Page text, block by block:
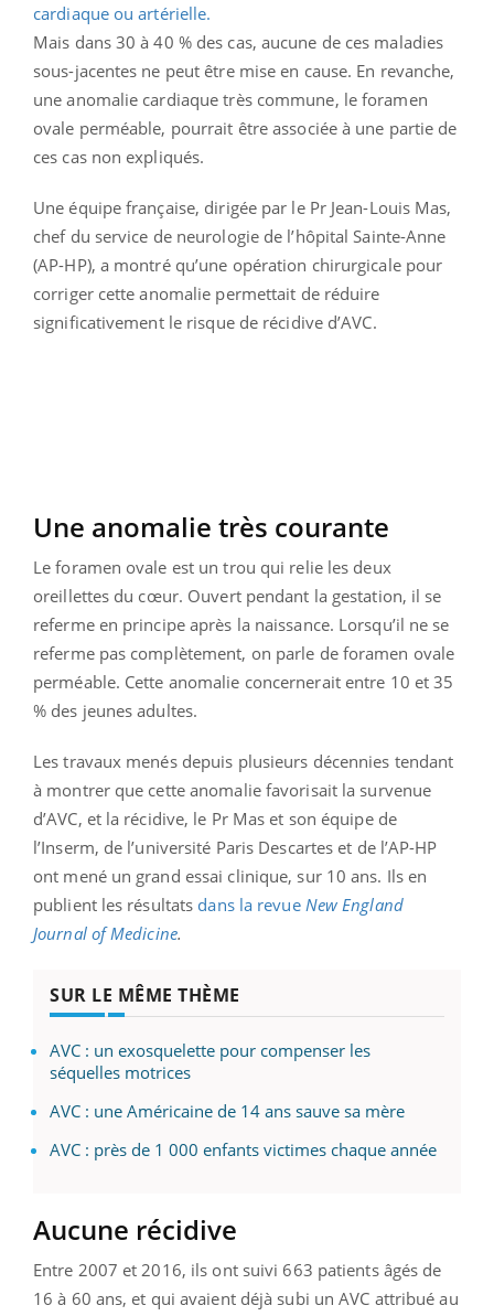
cardiaque ou artérielle.
Mais dans 30 à 40 % des cas, aucune de ces maladies
sous-jacentes ne peut être mise en cause. En revanche,
une anomalie cardiaque très commune, le foramen
ovale perméable, pourrait être associée à une partie de
ces cas non expliqués.
Une équipe française, dirigée par le Pr Jean-Louis Mas,
chef du service de neurologie de l’hôpital Sainte-Anne
(AP-HP), a montré qu’une opération chirurgicale pour
corriger cette anomalie permettait de réduire
significativement le risque de récidive d’AVC.
Une anomalie très courante
Le foramen ovale est un trou qui relie les deux
oreillettes du cœur. Ouvert pendant la gestation, il se
referme en principe après la naissance. Lorsqu’il ne se
referme pas complètement, on parle de foramen ovale
perméable. Cette anomalie concernerait entre 10 et 35
% des jeunes adultes.
Les travaux menés depuis plusieurs décennies tendant
à montrer que cette anomalie favorisait la survenue
d’AVC, et la récidive, le Pr Mas et son équipe de
l’Inserm, de l’université Paris Descartes et de l’AP-HP
ont mené un grand essai clinique, sur 10 ans. Ils en
publient les résultats dans la revue New England
Journal of Medicine.
SUR LE MÊME THÈME
AVC : un exosquelette pour compenser les
séquelles motrices
AVC : une Américaine de 14 ans sauve sa mère
AVC : près de 1 000 enfants victimes chaque année
Aucune récidive
Entre 2007 et 2016, ils ont suivi 663 patients âgés de
16 à 60 ans, et qui avaient déjà subi un AVC attribué au